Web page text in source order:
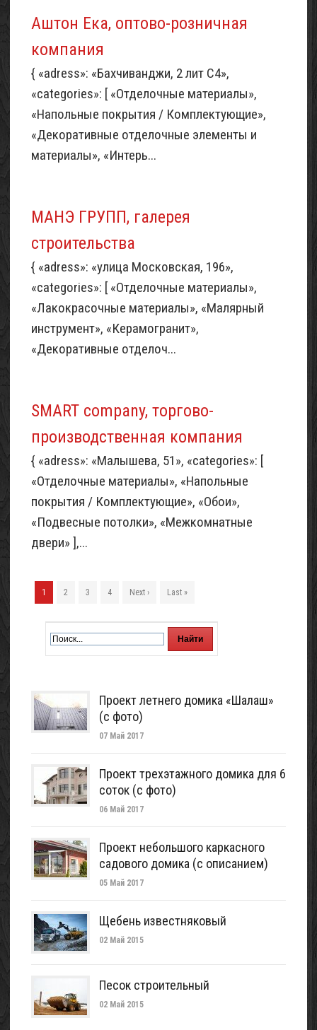
Аштон Ека, оптово-розничная
компания
{ «adress»: «Бахчиванджи, 2 лит С4»,
«categories»: [ «Отделочные материалы»,
«Напольные покрытия / Комплектующие»,
«Декоративные отделочные элементы и
материалы», «Интерь...
МАНЭ ГРУПП, галерея
строительства
{ «adress»: «улица Московская, 196»,
«categories»: [ «Отделочные материалы»,
«Лакокрасочные материалы», «Малярный
инструмент», «Керамогранит»,
«Декоративные отделоч...
SMART company, торгово-
производственная компания
{ «adress»: «Малышева, 51», «categories»: [
«Отделочные материалы», «Напольные
покрытия / Комплектующие», «Обои»,
«Подвесные потолки», «Межкомнатные
двери» ],...
1 2 3 4 Next › Last »
Проект летнего домика «Шалаш»
(с фото)
07 Май 2017
Проект трехэтажного домика для 6
соток (с фото)
06 Май 2017
Проект небольшого каркасного
садового домика (с описанием)
05 Май 2017
Щебень известняковый
02 Май 2015
Песок строительный
02 Май 2015